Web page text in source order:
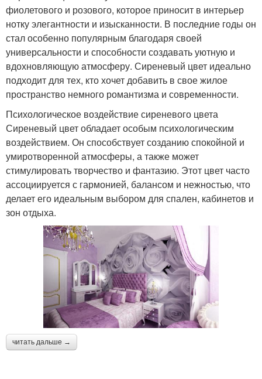
фиолетового и розового, которое приносит в интерьер
нотку элегантности и изысканности. В последние годы он
стал особенно популярным благодаря своей
универсальности и способности создавать уютную и
вдохновляющую атмосферу. Сиреневый цвет идеально
подходит для тех, кто хочет добавить в свое жилое
пространство немного романтизма и современности.
Психологическое воздействие сиреневого цвета
Сиреневый цвет обладает особым психологическим
воздействием. Он способствует созданию спокойной и
умиротворенной атмосферы, а также может
стимулировать творчество и фантазию. Этот цвет часто
ассоциируется с гармонией, балансом и нежностью, что
делает его идеальным выбором для спален, кабинетов и
зон отдыха.
читать дальше →